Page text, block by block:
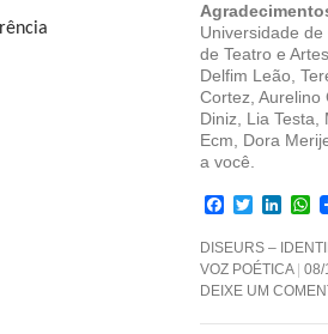
Universidade de
de Teatro e
Delfim Leão,
Cortez, Aurelino
Diniz, Lia Testa,
Ecm, Dora
a você.
F
c
e
b
o
o
T
i
t
t
e
r
L
n
k
e
d
I
W
a
t
s
A
p
DISEURS –
VOZ POÉTICA
08/
DEIXE UM